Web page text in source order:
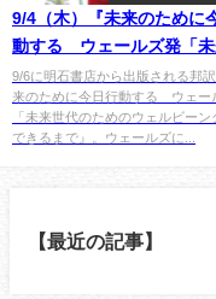
9/4（木）『未来のために
動する ウェールズ発「未
代のためのウェルビーン
ができるまで』発売前に
っと読もう＆対話会（オ
9/6に明石書店から出版される邦
来のために今日行動する ウェー
「未来世代のためのウェルビーン
できるまで』。ウェールズに...
【最近の記事】